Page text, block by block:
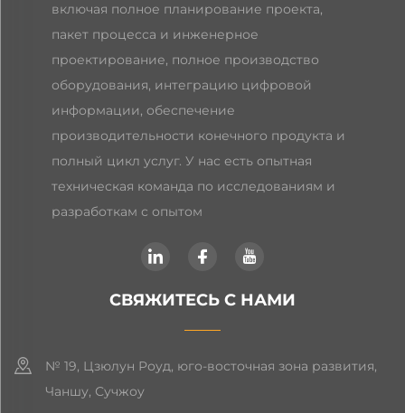
включая полное планирование проекта,
пакет процесса и инженерное
проектирование, полное производство
оборудования, интеграцию цифровой
информации, обеспечение
производительности конечного продукта и
полный цикл услуг. У нас есть опытная
техническая команда по исследованиям и
разработкам с опытом
СВЯЖИТЕСЬ С НАМИ
№ 19, Цзюлун Роуд, юго-восточная зона развития,
Чаншу, Сучжоу